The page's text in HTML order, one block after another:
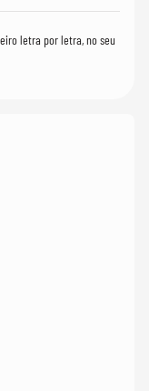
letra por letra, no seu